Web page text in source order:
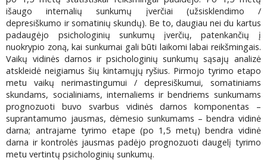
išaugo internalių sunkumų įverčiai (užsisklendimo /
depresiškumo ir somatinių skundų). Be to, daugiau nei du kartus
padaugėjo psichologinių sunkumų įverčių, patenkančių į
nuokrypio zoną, kai sunkumai gali būti laikomi labai reikšmingais.
Vaikų vidinės darnos ir psichologinių sunkumų sąsajų analizė
atskleidė neigiamus šių kintamųjų ryšius. Pirmojo tyrimo etapo
metu vaikų nerimastingumui / depresiškumui, somatiniams
skundams, socialiniams, internaliems ir bendriems sunkumams
prognozuoti buvo svarbus vidinės darnos komponentas –
suprantamumo jausmas, dėmesio sunkumams – bendra vidinė
darna; antrajame tyrimo etape (po 1,5 metų) bendra vidinė
darna ir kontrolės jausmas padėjo prognozuoti daugelį tyrimo
metu vertintų psichologinių sunkumų.